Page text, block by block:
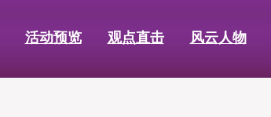
活动预览 观点直击 风云人物